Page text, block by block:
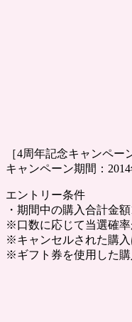
［4周年記念キャンペー
キャンペーン期間：
エントリー条件
・期間中の購入合計金
※口数に応じて当選確率
※キャンセルされた購入
※ギフト券を使用した購